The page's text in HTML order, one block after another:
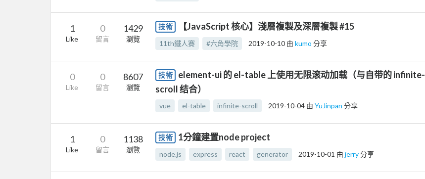
1
Like
0
留言
1429
瀏覽
技術 【JavaScript 核心】淺層複製及深層複製 #15
11th鐵人賽 #六角學院 2019-10-10 由 kumo 分享
0
Like
0
留言
8607
瀏覽
技術
element-ui 的 el-table 上使用无限滚动加载（与自带的 infinite-
scroll 结合）
vue el-table infinite-scroll 2019-10-04 由 YuJinpan 分享
1
Like
0
留言
1138
瀏覽
技術 1分鐘建置node project
node.js express react generator 2019-10-01 由 jerry分享